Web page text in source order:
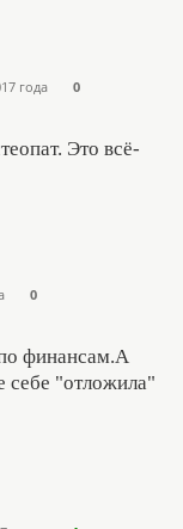
года 0
Это всё-
0
финансам.А
себе "отложила"